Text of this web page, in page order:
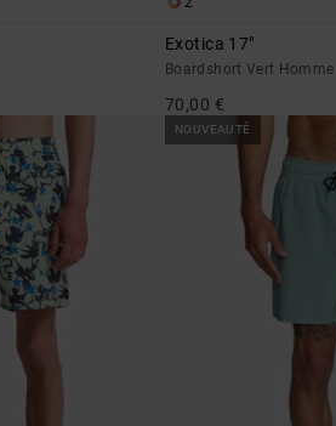
Exotica 17"
Boardshort Vert Homme
70,00 €
NOUVEAUTÉ